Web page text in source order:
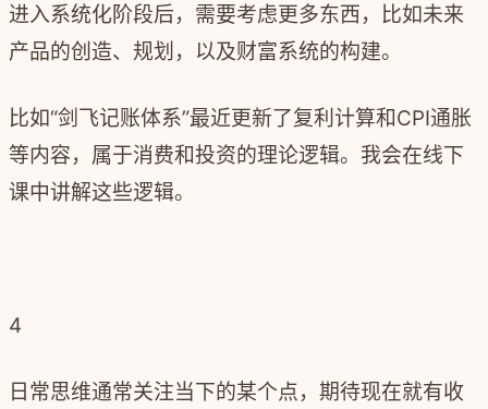
进入系统化阶段后，需要考虑更多东西，比如未来
产品的创造、规划，以及财富系统的构建。
比如“剑飞记账体系”最近更新了复利计算和CPI通胀
等内容，属于消费和投资的理论逻辑。我会在线下
课中讲解这些逻辑。
4
日常思维通常关注当下的某个点，期待现在就有收